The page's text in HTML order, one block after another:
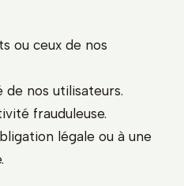
ou ceux de nos
de nos utilisateurs.
frauduleuse.
légale ou à une